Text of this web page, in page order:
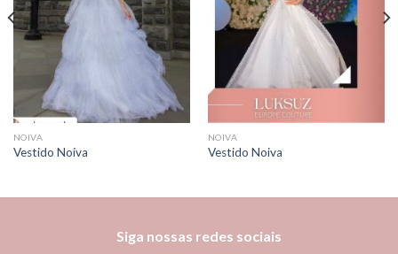
NOIVA
Vestido Noiva
NOIVA
Vestido Noiva
Siga nossas redes sociais